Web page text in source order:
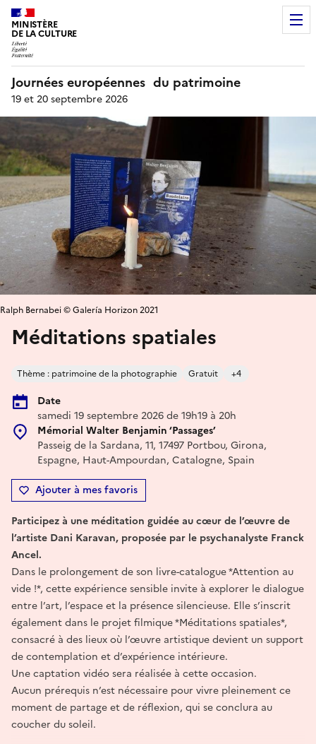
MINISTÈRE
DE LA CULTURE
Journées européennes du patrimoine
19 et 20 septembre 2026
Méditations spatiales
Thème : patrimoine de la photographie Gratuit +4
Date
samedi 19 septembre 2026 de 19h19 à 20h
Mémorial Walter Benjamin ‘Passages’
Passeig de la Sardana, 11, 17497 Portbou, Girona,
Espagne, Haut-Ampourdan, Catalogne, Spain
Ajouter à mes favoris
Ralph Bernabei © Galería Horizon 2021
Participez à une méditation guidée au cœur de l’œuvre de
l’artiste Dani Karavan, proposée par le psychanalyste Franck
Ancel.
Dans le prolongement de son livre-catalogue *Attention au
vide !*, cette expérience sensible invite à explorer le dialogue
entre l’art, l’espace et la présence silencieuse. Elle s’inscrit
également dans le projet filmique *Méditations spatiales*,
consacré à des lieux où l’œuvre artistique devient un support
de contemplation et d’expérience intérieure.
Une captation vidéo sera réalisée à cette occasion.
Aucun prérequis n’est nécessaire pour vivre pleinement ce
moment de partage et de réflexion, qui se conclura au
coucher du soleil.